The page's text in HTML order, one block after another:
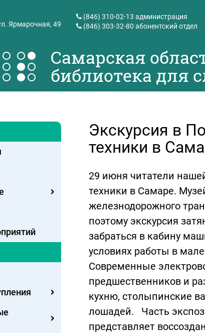
Ярмарочная, 49
(846) 310-02-13 администрация
(846) 303-32-80 абонентский отдел
Самарская
библиотека для
Экскурсия в
техники в
29 июня читатели
техники в Самаре.
железнодорожного
поэтому экскурсия
забраться в кабину
условиях работы в
Современные
предшественников и
кухню, столыпинские
лошадей. Часть
представляет